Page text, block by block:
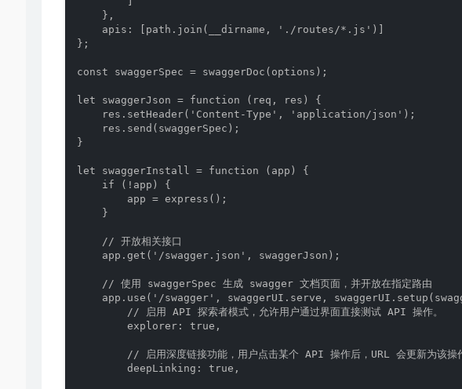
    },
    apis: [path.join(__dirname, './routes/*.js')]
};
const swaggerSpec = swaggerDoc(options);
let swaggerJson = function (req, res) {
    res.setHeader('Content-Type', 'application/json');
    res.send(swaggerSpec);
}
let swaggerInstall = function (app) {
    if (!app) {
        app = express();
    }
    // 开放相关接口
    app.get('/swagger.json', swaggerJson);
    // 使用 swaggerSpec 生成 swagger 文档页面，并开放在指定路由
app.use('/swagger', swaggerUI.serve,
        // 启用 API 探索者模式，允许用户通过界面直接测试 API 操作。
        explorer: true,
// 启用深度链接功能，用户点击某个 API 操作后，URL 会更新为该操作
        deepLinking: true,